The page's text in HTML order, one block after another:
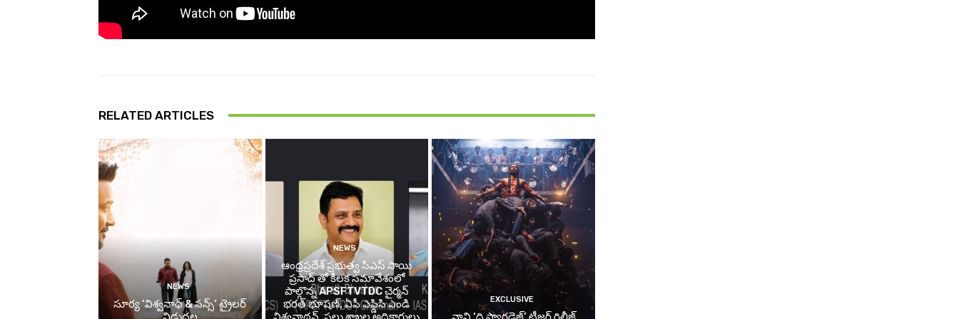
RELATED ARTICLES
NEWS
సూర్య ‘విశ్వనాథ్ & సన్స్’ ట్రైలర్
NEWS
ఆంధ్రప్రదేశ్ ప్రభుత్వ సిఎస్ సాయి
ప్రసాద్ తో కీలక సమావేశంలో
పాల్గొన్న APSFTVTDC చైర్మన్
భరత్ భూషణ్, ఏపీ ఎఫ్డిసి ఎండి
EXCLUSIVE